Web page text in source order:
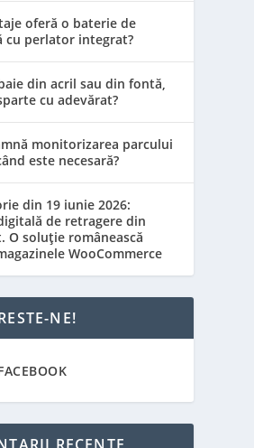
oferă o baterie de
cu perlator integrat?
din acril sau din fontă,
cu adevărat?
monitorizarea parcului
este necesară?
din 19 iunie 2026:
de retragere din
O soluție românească
WooCommerce
NE!